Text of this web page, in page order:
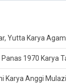
Yutta Karya
1970 Karya
Karya Anggi